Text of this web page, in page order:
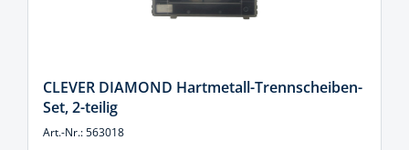
CLEVER DIAMOND Hartmetall-Trennscheiben-
Set, 2-teilig
Art.-Nr.: 563018